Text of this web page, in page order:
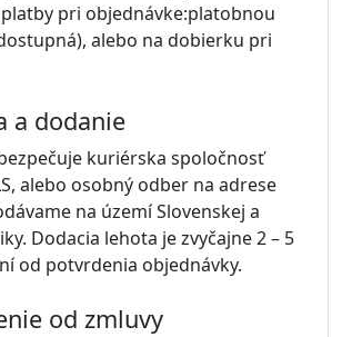
pri objednávke:platobnou
alebo na dobierku pri
a dodanie
kuriérska spoločnosť
alebo osobný odber na adrese
na území Slovenskej a
Dodacia lehota je zvyčajne 2 – 5
od potvrdenia objednávky.
od zmluvy